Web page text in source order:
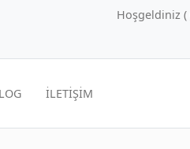
Hoşgeldiniz (
İLETİŞİM